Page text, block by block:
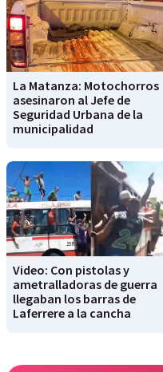
La Matanza: Motochorros
asesinaron al Jefe de
Seguridad Urbana de la
municipalidad
Video: Con pistolas y
ametralladoras de guerra
llegaban los barras de
Laferrere a la cancha